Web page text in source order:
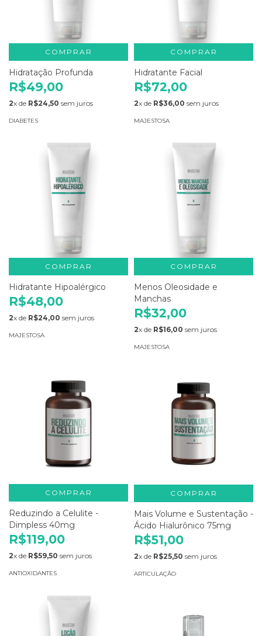
COMPRAR
Hidratação Profunda
R$49,00
2x de R$24,50 sem juros
DIABETES
COMPRAR
Hidratante Facial
R$72,00
2x de R$36,00 sem juros
MAJESTOSA
COMPRAR
Hidratante Hipoalérgico
R$48,00
2x de R$24,00 sem juros
MAJESTOSA
COMPRAR
Menos Oleosidade e
Manchas
R$32,00
2x de R$16,00 sem juros
MAJESTOSA
COMPRAR
Reduzindo a Celulite -
Dimpless 40mg
R$119,00
2x de R$59,50 sem juros
ANTIOXIDANTES
COMPRAR
Mais Volume e Sustentação -
Ácido Hialurônico 75mg
R$51,00
2x de R$25,50 sem juros
ARTICULAÇÃO